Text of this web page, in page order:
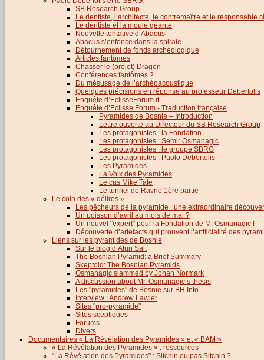
SB Research Group
Le dentiste, l’architecte, le contremaître et le responsable
Le dentiste et la moule géante
Nouvelle tentative d’Abacus
Abacus s’enfonce dans la spirale
Détournement de fonds archéologique
Articles fantômes
Chasser le (projet) Dragon
Conférences fantômes ?
Du mésusage de l’archéoacoustique
Quelques précisions en réponse au professeur Debertolis
Enquête d’EclisseForum.it
Enquête d’Eclisse Forum - Traduction française
Pyramides de Bosnie – Introduction
Lettre ouverte au Directeur du SB Research Group
Les protagonistes : la Fondation
Les protagonistes : Semir Osmanagic
Les protagonistes : le groupe SBRG
Les protagonistes : Paolo Debertolis
Les Pyramides
La Voix des Pyramides
Le cas Mike Tate
Le tunnel de Ravne 1ère partie
Le coin des « délires »
Les pêcheurs de la pyramide : une extraordinaire
Un poisson d’avril au mois de mai ?
Un nouvel "expert" pour la Fondation de M. Osmanagic !
Découverte d’artefacts qui prouvent l’artificialité des
Liens sur les pyramides de Bosnie
Sur le blog d’Alun Salt
The Bosnian Pyramid: a Brief Summary
Skeptoid: The Bosnian Pyramids
Osmanagic slammed by Johan Normark
A discussion about Mr. Osmanagic’s thesis
Les "pyramides" de Bosnie sur BH Info
Interview : Andrew Lawler
Sites "pro-pyramide"
Sites sceptiques
Forums
Divers
Documentaires « La Révélation des Pyramides » et « BAM »
« La Révélation des Pyramides » : ressources
"La Révélation des Pyramides" : Sitchin ou pas Sitchin ?